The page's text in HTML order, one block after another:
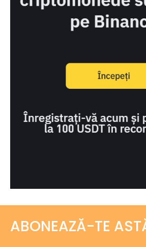
ABONEAZĂ-TE